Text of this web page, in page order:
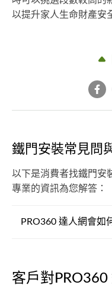
以提升家人生命財產安
鐵門安裝常見問
以下是消費者找鐵門安
專業的資訊為您解答：
PRO360 達人網會如
客戶對